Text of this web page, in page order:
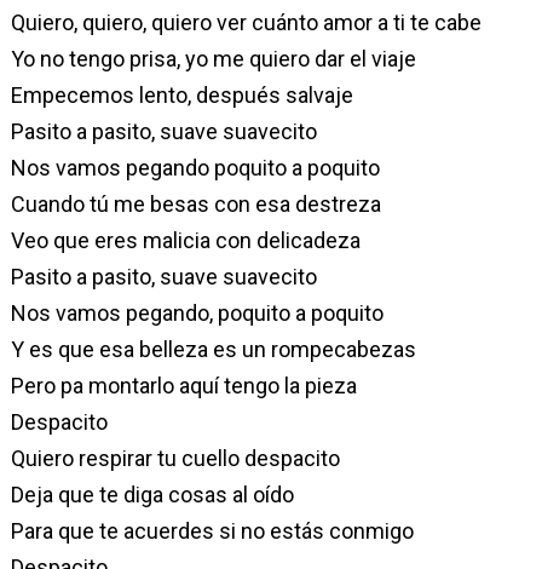
Quiero, quiero, quiero ver cuánto amor a ti te cabe
Yo no tengo prisa, yo me quiero dar el viaje
Empecemos lento, después salvaje
Pasito a pasito, suave suavecito
Nos vamos pegando poquito a poquito
Cuando tú me besas con esa destreza
Veo que eres malicia con delicadeza
Pasito a pasito, suave suavecito
Nos vamos pegando, poquito a poquito
Y es que esa belleza es un rompecabezas
Pero pa montarlo aquí tengo la pieza
Despacito
Quiero respirar tu cuello despacito
Deja que te diga cosas al oído
Para que te acuerdes si no estás conmigo